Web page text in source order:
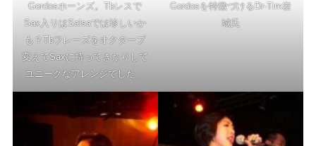
Gordosホーンズ。Tbレスで
Sax入りはSalsaでは珍しいか
も？Tbフレーズをオクターブ
変えてSaxに持ってきたりして
ユニークなアレンジでした。
Gordosを特徴づけるDr-Tim岩
城氏